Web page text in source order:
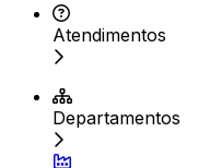
Atendimentos
Departamentos